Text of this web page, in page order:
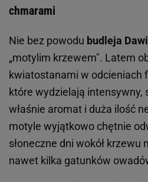
chmarami
Nie bez powodu budleja
„motylim krzewem". Latem
kwiatostanami w odcieniach
które wydzielają intensywny,
właśnie aromat i duża ilość
motyle wyjątkowo chętnie
słoneczne dni wokół krzewu
nawet kilka gatunków